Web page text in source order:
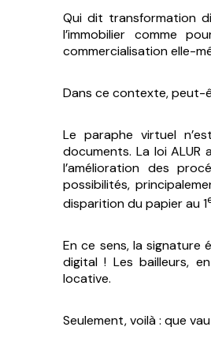
Qui dit transformation
l’immobilier comme
commercialisation elle-
Dans ce contexte, peut-
Le paraphe virtuel
documents. La loi ALUR
l’amélioration des
possibilités,
disparition du papier au 1
En ce sens, la signature
digital ! Les bailleurs,
locative.
Seulement, voilà : que